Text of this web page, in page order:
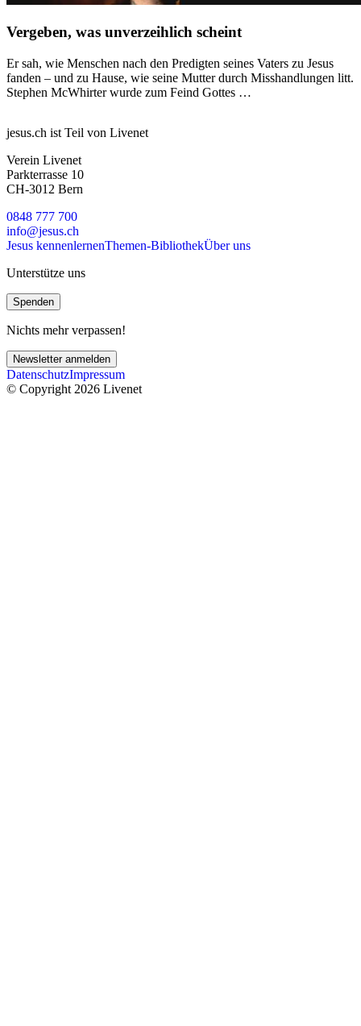
Vergeben, was unverzeihlich scheint
Er sah, wie Menschen nach den Predigten seines Vaters zu Jesus
fanden – und zu Hause, wie seine Mutter durch Misshandlungen litt.
Stephen McWhirter wurde zum Feind Gottes …
jesus.ch ist Teil von Livenet
Verein Livenet
Parkterrasse 10
CH-3012 Bern
0848 777 700
info@jesus.ch
Jesus kennenlernenThemen-BibliothekÜber uns
Unterstütze uns
Spenden
Nichts mehr verpassen!
Newsletter anmelden
DatenschutzImpressum
© Copyright 2026 Livenet